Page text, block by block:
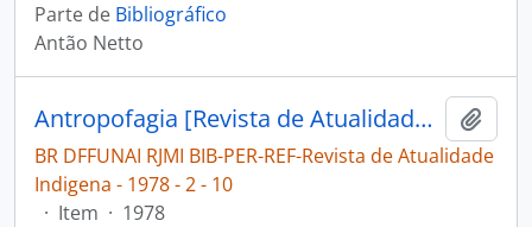
Parte de Bibliográfico
Antão Netto
Antropofagia [Revista de Atualidade Indigena]
BR DFFUNAI RJMI BIB-PER-REF-Revista de Atualidade
Indigena - 1978 - 2 - 10
· Item · 1978